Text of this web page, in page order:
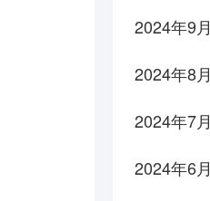
2024年9月
2024年8月
2024年7月
2024年6月